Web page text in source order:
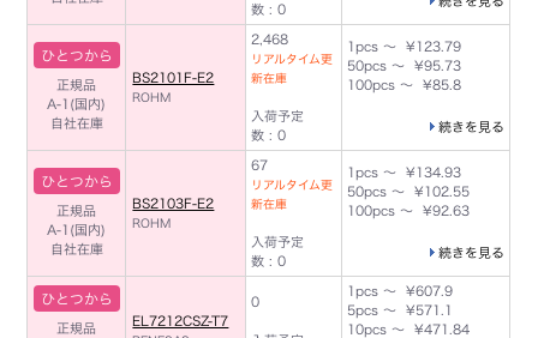
数 : 0
ひとつから
正規品
A-1(国内)
自社在庫
BS2101F-E2
ROHM
2,468
リアルタイム更
新在庫
入荷予定
数 : 0
1pcs ～ ¥123.79
50pcs ～ ¥95.73
100pcs ～ ¥85.8
続きを見る
ひとつから
正規品
A-1(国内)
自社在庫
BS2103F-E2
ROHM
67
リアルタイム更
新在庫
入荷予定
数 : 0
1pcs ～ ¥134.93
50pcs ～ ¥102.55
100pcs ～ ¥92.63
続きを見る
ひとつから
正規品
EL7212CSZ-T7
0
1pcs ～ ¥607.9
5pcs ～ ¥571.1
10pcs ～ ¥471.84